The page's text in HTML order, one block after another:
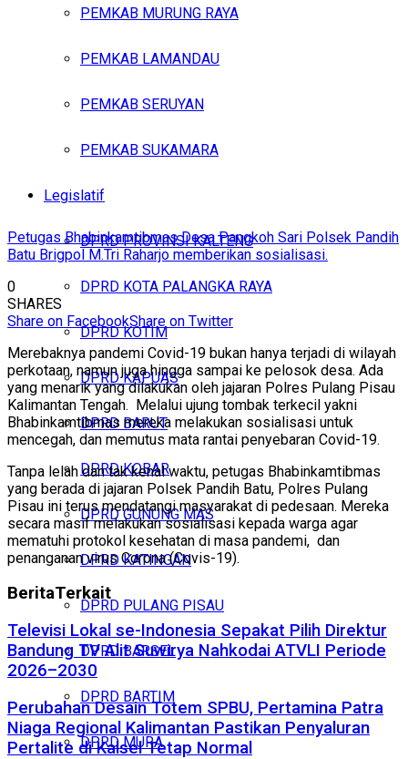
PEMKAB MURUNG RAYA
PEMKAB LAMANDAU
PEMKAB SERUYAN
PEMKAB SUKAMARA
Legislatif
DPRD PROVINSI KALTENG
DPRD KOTA PALANGKA RAYA
DPRD KOTIM
DPRD KAPUAS
DPRD BARUT
DPRD KOBAR
DPRD GUNUNG MAS
DPRD KATINGAN
DPRD PULANG PISAU
DPRD BARSEL
DPRD BARTIM
DPRD MURA
Petugas Bhabinkamtibmas Desa Pangkoh Sari Polsek Pandih
Batu Brigpol M.Tri Raharjo memberikan sosialisasi.
0
SHARES
Share on FacebookShare on Twitter
Merebaknya pandemi Covid-19 bukan hanya terjadi di wilayah
perkotaan, namun juga hingga sampai ke pelosok desa. Ada
yang menarik yang dilakukan oleh jajaran Polres Pulang Pisau
Kalimantan Tengah. Melalui ujung tombak terkecil yakni
Bhabinkamtibmas mereka melakukan sosialisasi untuk
mencegah, dan memutus mata rantai penyebaran Covid-19.
Tanpa lelah dan tak kenal waktu, petugas Bhabinkamtibmas
yang berada di jajaran Polsek Pandih Batu, Polres Pulang
Pisau ini terus mendatangi masyarakat di pedesaan. Mereka
secara masif melakukan sosialisasi kepada warga agar
mematuhi protokol kesehatan di masa pandemi, dan
penanganan virus Corona (Covis-19).
BeritaTerkait
Televisi Lokal se-Indonesia Sepakat Pilih Direktur
Bandung TV Alit Suwirya Nahkodai ATVLI Periode
2026–2030
Perubahan Desain Totem SPBU, Pertamina Patra
Niaga Regional Kalimantan Pastikan Penyaluran
Pertalite di Kalsel Tetap Normal